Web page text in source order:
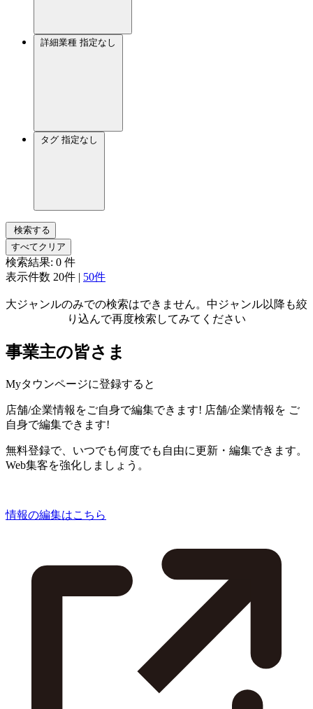
詳細業種 指定なし
タグ 指定なし
検索する
すべてクリア
検索結果: 0 件
表示件数 20件 | 50件
大ジャンルのみでの検索はできません。中ジャンル以降も絞
り込んで再度検索してみてください
事業主の皆さま
Myタウンページに登録すると
店舗/企業情報をご自身で編集できます! 店舗/企業情報を ご
自身で編集できます!
無料登録で、いつでも何度でも自由に更新・編集できます。
Web集客を強化しましょう。
情報の編集はこちら